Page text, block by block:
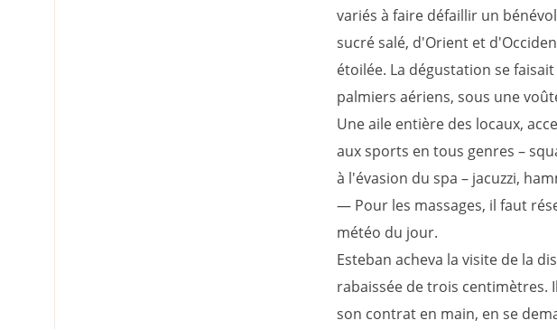
variés à faire défaillir un
sucré salé, d'Orient et
étoilée. La dégustation se
palmiers aériens, sous une
Une aile entière des locaux,
aux sports en tous genres –
à l'évasion du spa – jacuzzi,
— Pour les massages, il faut
météo du jour.
Esteban acheva la visite de la
rabaissée de trois centimètres.
son contrat en main, en se